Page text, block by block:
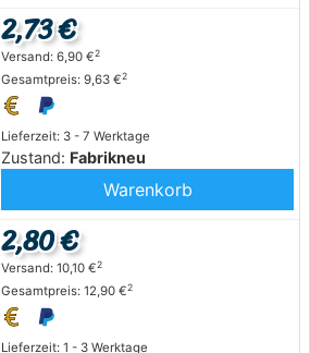
Lieferzeit: 3 - 7 Werktage
Zustand: Fabrikneu
2,73 €
Versand: 6,90 €2
Gesamtpreis: 9,63 €2
Warenkorb
Lieferzeit: 1 - 3 Werktage
2,80 €
Versand: 10,10 €2
Gesamtpreis: 12,90 €2